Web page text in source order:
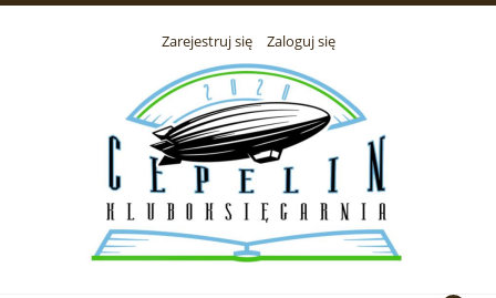
Zarejestruj się Zaloguj się